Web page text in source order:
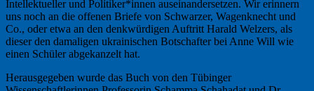
Intellektueller und Politiker*innen auseinandersetzen. Wir erinnern
uns noch an die offenen Briefe von Schwarzer, Wagenknecht und
Co., oder etwa an den denkwürdigen Auftritt Harald Welzers, als
dieser den damaligen ukrainischen Botschafter bei Anne Will wie
einen Schüler abgekanzelt hat.
Herausgegeben wurde das Buch von den Tübinger